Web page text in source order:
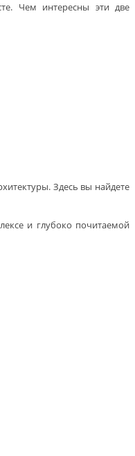
Чем интересны эти две
Здесь вы найдете
и глубоко почитаемой